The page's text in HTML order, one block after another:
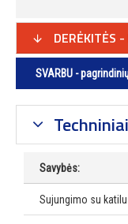
DERĖKITĖS
SVARBU -
Savybės:
Sujungimo su